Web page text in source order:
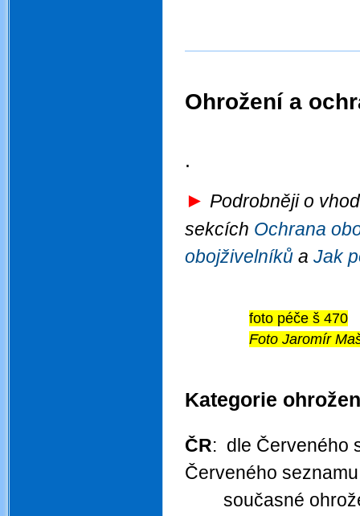
Ohrožení a
.
► Podrobněji o
sekcích Ochrana
obojživelníků a Jak
foto péče š 470
Foto Jaromír
Kategorie
ČR: dle Červeného
Červeného
současné